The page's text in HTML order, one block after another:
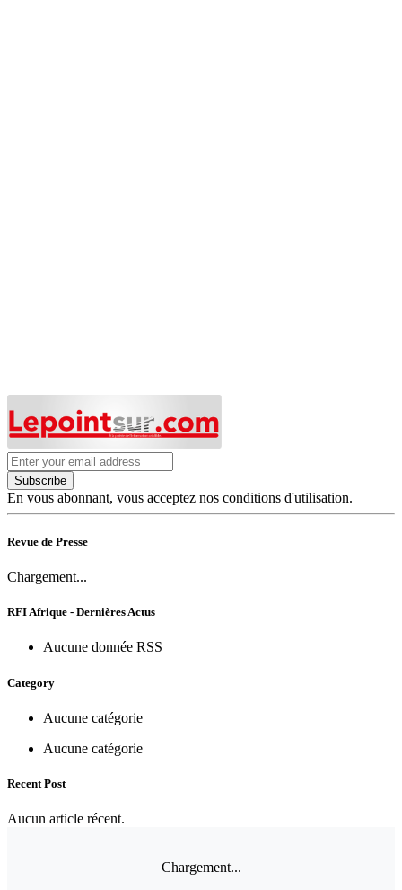
Subscribe
En vous abonnant, vous acceptez nos conditions d'utilisation.
Revue de Presse
Chargement...
RFI Afrique - Dernières Actus
Aucune donnée RSS
Category
Aucune catégorie
Aucune catégorie
Recent Post
Aucun article récent.
Chargement...